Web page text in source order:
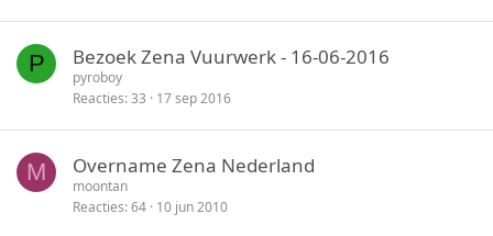
P Bezoek Zena Vuurwerk - 16-06-2016
pyroboy
Reacties 33 17 sep 2016
M Overname Zena Nederland
moontan
Reacties 64 10 jun 2010